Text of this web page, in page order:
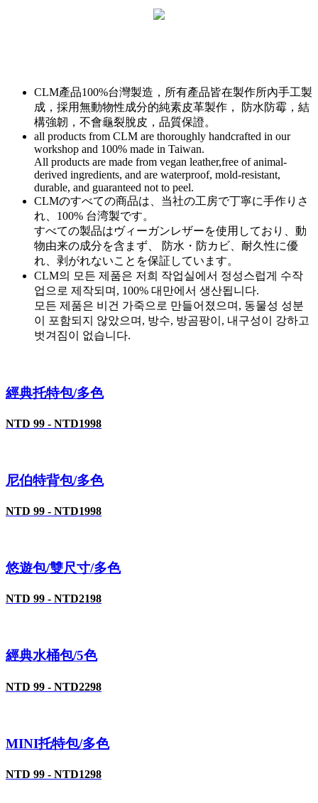
CLM產品100%台灣製造，所有產品皆在製作所內手工製
成，採用無動物性成分的純素皮革製作， 防水防霉，結
構強韌，不會龜裂脫皮，品質保證。
all products from CLM are thoroughly handcrafted in our
workshop and 100% made in Taiwan.
All products are made from vegan leather,free of animal-
derived ingredients, and are waterproof, mold-resistant,
durable, and guaranteed not to peel.
CLMのすべての商品は、当社の工房で丁寧に手作りさ
れ、100% 台湾製です。
すべての製品はヴィーガンレザーを使用しており、動
物由来の成分を含まず、 防水・防カビ、耐久性に優
れ、剥がれないことを保証しています。
CLM의 모든 제품은 저희 작업실에서 정성스럽게 수작
업으로 제작되며, 100% 대만에서 생산됩니다.
모든 제품은 비건 가죽으로 만들어졌으며, 동물성 성분
이 포함되지 않았으며, 방수, 방곰팡이, 내구성이 강하고
벗겨짐이 없습니다.
經典托特包/多色
NTD 99 - NTD1998
尼伯特背包/多色
NTD 99 - NTD1998
悠遊包/雙尺寸/多色
NTD 99 - NTD2198
經典水桶包/5色
NTD 99 - NTD2298
MINI托特包/多色
NTD 99 - NTD1298